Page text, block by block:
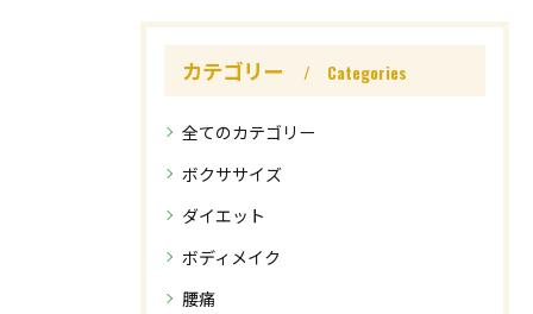
カテゴリー Categories
全てのカテゴリー
ボクササイズ
ダイエット
ボディメイク
腰痛